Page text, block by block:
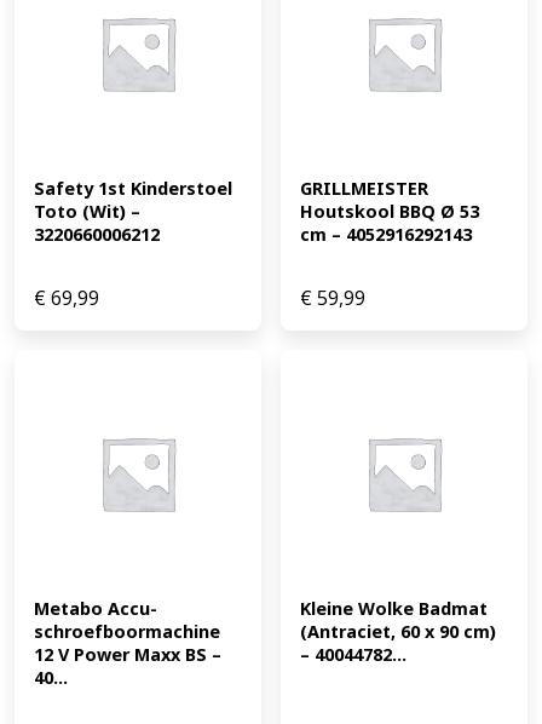
Safety 1st Kinderstoel
Toto (Wit) –
3220660006212
€69,99
GRILLMEISTER
Houtskool BBQ Ø 53
cm – 4052916292143
€59,99
Metabo Accu-
schroefboormachine
12 V Power Maxx BS –
40...
Kleine Wolke Badmat
(Antraciet, 60 x 90 cm)
– 40044782...